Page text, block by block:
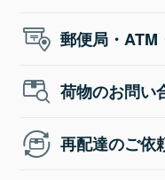
郵便局・ATM
荷物のお問い
再配達のご依